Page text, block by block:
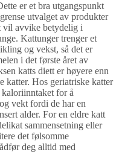
er et bra utgangspunkt
utvalget av produkter
vil avvike betydelig i
Kattunger trenger et
og vekst, så det er
i det første året av
katts diett er høyere enn
katter. Hos geriatriske katter
for å
vekt fordi de har en
alder. For en eldre katt
sammensetning eller
det følsomme
deg alltid med